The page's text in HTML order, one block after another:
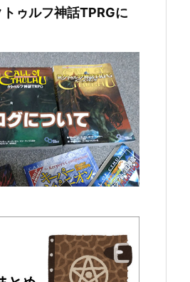
ゥルフ神話TPRGに